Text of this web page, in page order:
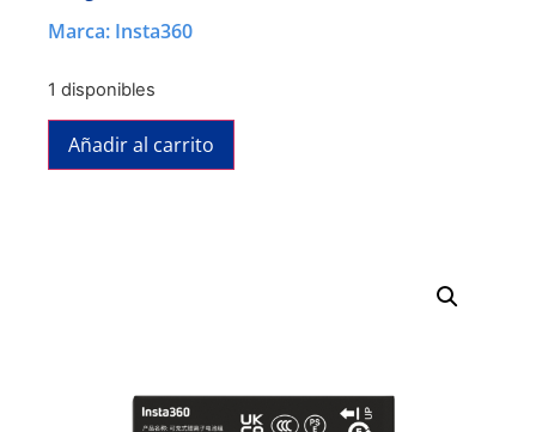
Marca: Insta360
1 disponibles
Añadir al carrito